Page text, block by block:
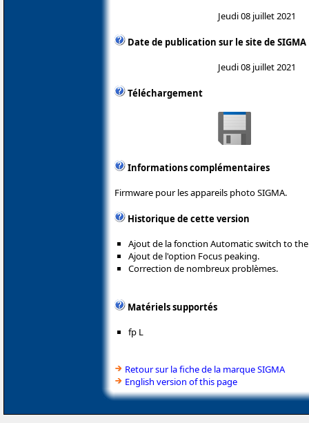
Jeudi 08 juillet 2021
Date de publication sur le site de SIGMA
Jeudi 08 juillet 2021
Téléchargement
Informations complémentaires
Firmware pour les appareils photo SIGMA.
Historique de cette version
Ajout de la fonction Automatic switch to
Ajout de l'option Focus peaking.
Correction de nombreux problèmes.
Matériels supportés
fp L
Retour sur la fiche de la marque SIGMA
English version of this page